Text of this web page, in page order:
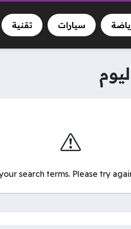
سيارات تقنية
search terms. Please try